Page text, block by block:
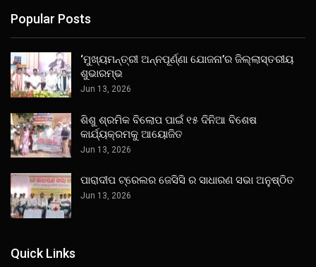
Popular Posts
‘ମୁଖ୍ୟମନ୍ତ୍ରୀ ଅନ୍ନପୂର୍ଣ୍ଣା ଯୋଜନା’ର ଜିଲ୍ଲାସ୍ତରୀୟ
ଶୁଭାରମ୍ଭ
Jun 13, 2026
ଶିଶୁ ଶ୍ରମିକ ବିଲୋପ ପାଇଁ ୧୫ ଦିନିଆ ବିଶେଷ
କାର୍ଯ୍ୟକ୍ରମକୁ ଆୟୋଜିତ
Jun 13, 2026
ପାରାଦୀପ ଟ୍ରେଲର ଜେସିସି ର ସାଧାରଣ ସଭା ଅନୁଷ୍ଠିତ
Jun 13, 2026
Quick Links